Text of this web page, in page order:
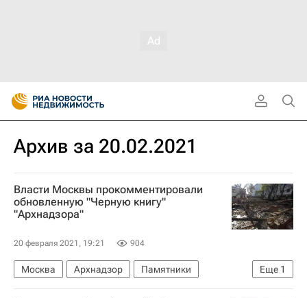
Архив за 20.02.2021
Власти Москвы прокомментировали
обновленную "Черную книгу"
"Архнадзора"
20 февраля 2021, 19:21 904
Еще 1
Москва Архнадзор
Памятники
Мосгорнаследие